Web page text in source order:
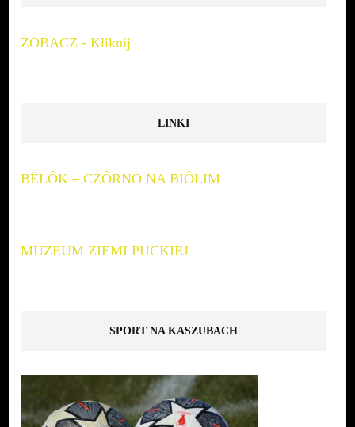
ZOBACZ - Kliknij
LINKI
BËLÔK – CZÔRNO NA BIÔŁIM
MUZEUM ZIEMI PUCKIEJ
SPORT NA KASZUBACH